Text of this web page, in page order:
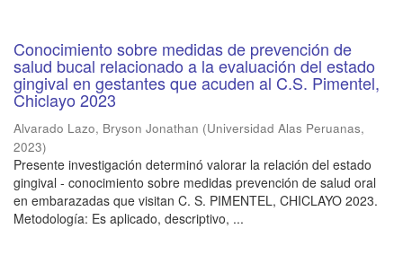
Conocimiento sobre medidas de prevención de
salud bucal relacionado a la evaluación del estado
gingival en gestantes que acuden al C.S. Pimentel,
Chiclayo 2023
Alvarado Lazo, Bryson Jonathan (Universidad Alas Peruanas,
2023)
Presente investigación determinó valorar la relación del estado
gingival - conocimiento sobre medidas prevención de salud oral
en embarazadas que visitan C. S. PIMENTEL, CHICLAYO 2023.
Metodología: Es aplicado, descriptivo, ...